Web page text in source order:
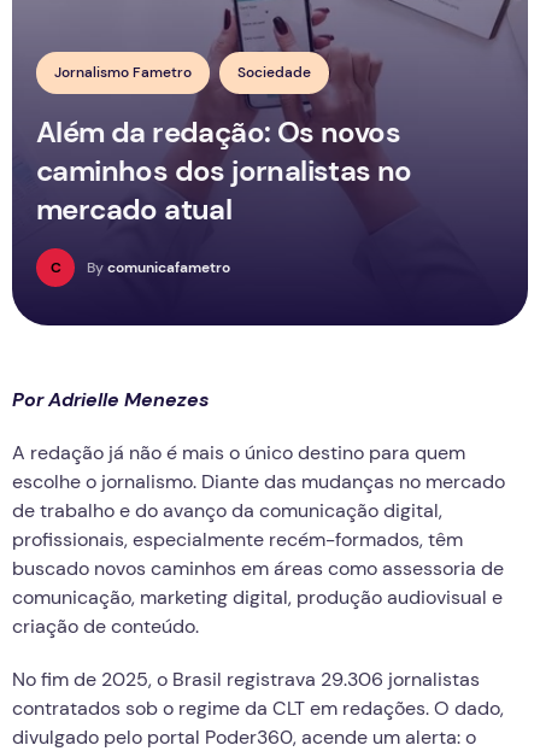
Jornalismo Fametro Sociedade
Além da redação: Os novos
caminhos dos jornalistas no
mercado atual
C Bycomunicafametro
Por Adrielle Menezes
A redação já não é mais o único destino para quem
escolhe o jornalismo. Diante das mudanças no mercado
de trabalho e do avanço da comunicação digital,
profissionais, especialmente recém-formados, têm
buscado novos caminhos em áreas como assessoria de
comunicação, marketing digital, produção audiovisual e
criação de conteúdo.
No fim de 2025, o Brasil registrava 29.306 jornalistas
contratados sob o regime da CLT em redações. O dado,
divulgado pelo portal Poder360, acende um alerta: o